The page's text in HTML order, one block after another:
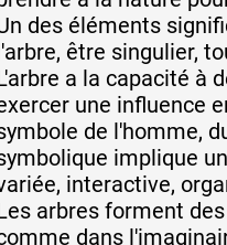
des éléments
être singulier,
a la capacité à
une influence
de l'homme,
implique
interactive,
arbres forment
dans